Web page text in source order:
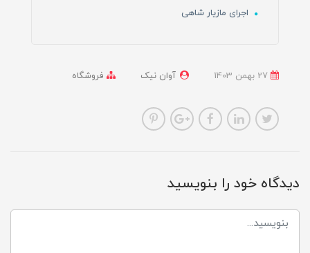
اجرای مازیار شاهی
آوان نیک فروشگاه
دیدگاه خود را بنویسید